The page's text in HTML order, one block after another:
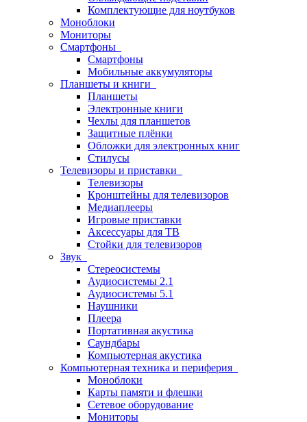
Комплектующие для ноутбуков
Моноблоки
Мониторы
Смартфоны
Смартфоны
Мобильные аккумуляторы
Планшеты и книги
Планшеты
Электронные книги
Чехлы для планшетов
Защитные плёнки
Обложки для электронных книг
Стилусы
Телевизоры и приставки
Телевизоры
Кронштейны для телевизоров
Медиаплееры
Игровые приставки
Аксессуары для ТВ
Стойки для телевизоров
Звук
Стереосистемы
Аудиосистемы 2.1
Аудиосистемы 5.1
Наушники
Плеера
Портативная акустика
Саундбары
Компьютерная акустика
Компьютерная техника и периферия
Моноблоки
Карты памяти и флешки
Сетевое оборудование
Мониторы